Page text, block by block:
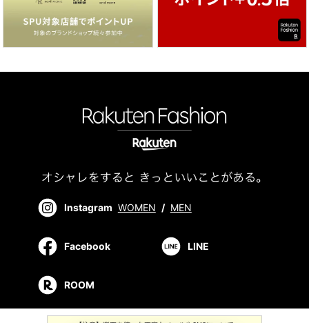
Instagram WOMEN / MEN
Facebook LINE
ROOM